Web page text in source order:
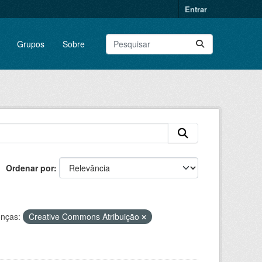
Entrar
Grupos Sobre
Ordenar por
Creative Commons Atribuição